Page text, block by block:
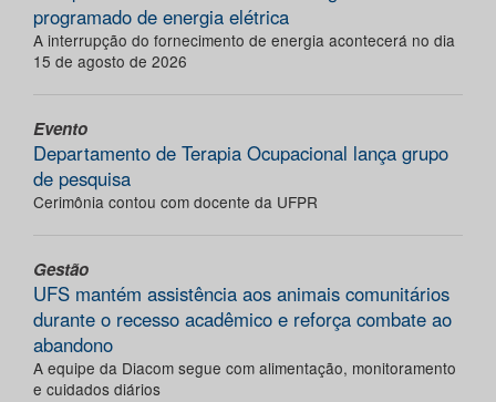
programado de energia elétrica
A interrupção do fornecimento de energia acontecerá no dia
15 de agosto de 2026
Evento
Departamento de Terapia Ocupacional lança grupo
de pesquisa
Cerimônia contou com docente da UFPR
Gestão
UFS mantém assistência aos animais comunitários
durante o recesso acadêmico e reforça combate ao
abandono
A equipe da Diacom segue com alimentação, monitoramento
e cuidados diários